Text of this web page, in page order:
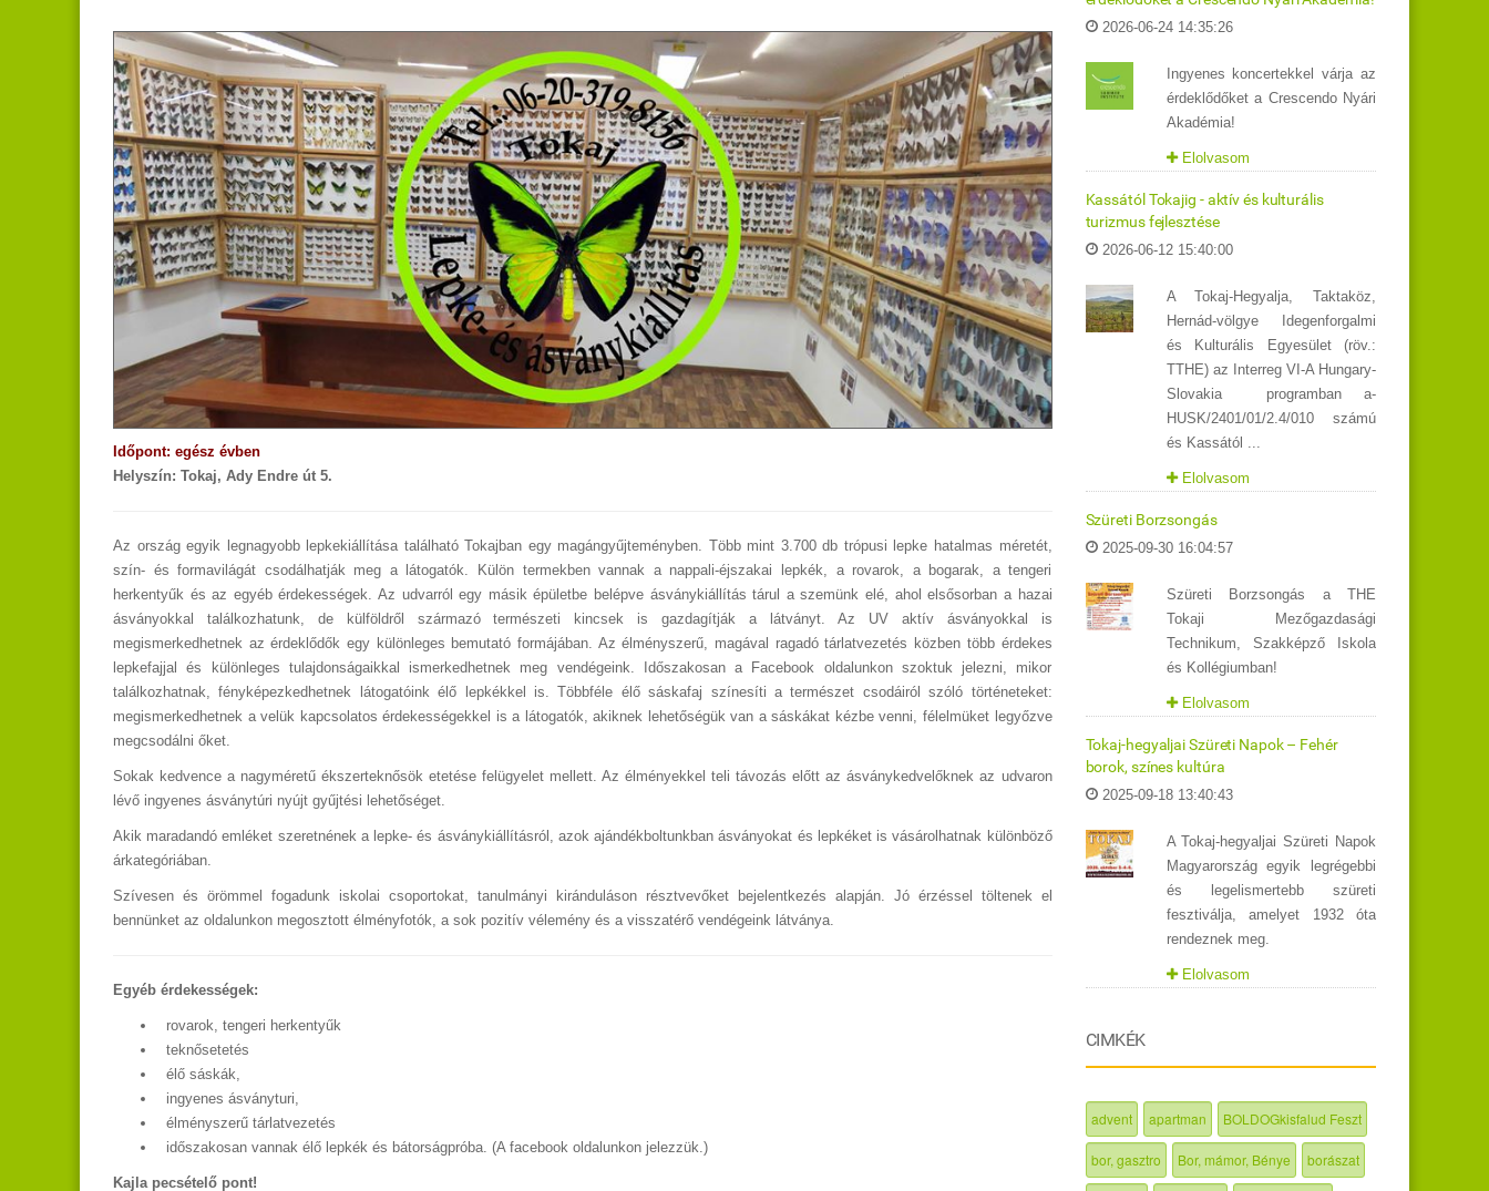
Időpont: egész évben
Helyszín: Tokaj, Ady Endre út 5.
Az ország egyik legnagyobb lepkekiállítása található Tokajban egy magángyűjteményben. Több mint 3.700 db trópusi lepke hatalmas méretét,
szín- és formavilágát csodálhatják meg a látogatók. Külön termekben vannak a nappali-éjszakai lepkék, a rovarok, a bogarak, a tengeri
herkentyűk és az egyéb érdekességek. Az udvarról egy másik épületbe belépve ásványkiállítás tárul a szemünk elé, ahol elsősorban a hazai
ásványokkal találkozhatunk, de külföldről származó természeti kincsek is gazdagítják a látványt. Az UV aktív ásványokkal is
megismerkedhetnek az érdeklődők egy különleges bemutató formájában. Az élményszerű, magával ragadó tárlatvezetés közben több érdekes
lepkefajjal és különleges tulajdonságaikkal ismerkedhetnek meg vendégeink. Időszakosan a Facebook oldalunkon szoktuk jelezni, mikor
találkozhatnak, fényképezkedhetnek látogatóink élő lepkékkel is. Többféle élő sáskafaj színesíti a természet csodáiról szóló történeteket:
megismerkedhetnek a velük kapcsolatos érdekességekkel is a látogatók, akiknek lehetőségük van a sáskákat kézbe venni, félelmüket legyőzve
megcsodálni őket.
Sokak kedvence a nagyméretű ékszerteknősök etetése felügyelet mellett. Az élményekkel teli távozás előtt az ásványkedvelőknek az udvaron
lévő ingyenes ásványtúri nyújt gyűjtési lehetőséget.
Akik maradandó emléket szeretnének a lepke- és ásványkiállításról, azok ajándékboltunkban ásványokat és lepkéket is vásárolhatnak különböző
árkategóriában.
Szívesen és örömmel fogadunk iskolai csoportokat, tanulmányi kiránduláson résztvevőket bejelentkezés alapján. Jó érzéssel töltenek el
bennünket az oldalunkon megosztott élményfotók, a sok pozitív vélemény és a visszatérő vendégeink látványa.
Egyéb érdekességek:
rovarok, tengeri herkentyűk
teknősetetés
élő sáskák,
ingyenes ásványturi,
élményszerű tárlatvezetés
időszakosan vannak élő lepkék és bátorságpróba. (A facebook oldalunkon jelezzük.)
Kajla pecsételő pont!
2026-06-24 14:35:26
Ingyenes koncertekkel várja az
érdeklődőket a Crescendo Nyári
Akadémia!
Elolvasom
Kassától Tokajig - aktív és kulturális
turizmus fejlesztése
2026-06-12 15:40:00
A Tokaj-Hegyalja, Taktaköz,
Hernád-völgye Idegenforgalmi
és Kulturális Egyesület (röv.:
TTHE) az Interreg VI-A Hungary-
Slovakia programban a-
HUSK/2401/01/2.4/010 számú
és Kassától ...
Elolvasom
Szüreti Borzsongás
2025-09-30 16:04:57
Szüreti Borzsongás a THE
Tokaji Mezőgazdasági
Technikum, Szakképző Iskola
és Kollégiumban!
Elolvasom
Tokaj-hegyaljai Szüreti Napok – Fehér
borok, színes kultúra
2025-09-18 13:40:43
A Tokaj-hegyaljai Szüreti Napok
Magyarország egyik legrégebbi
és legelismertebb szüreti
fesztiválja, amelyet 1932 óta
rendeznek meg.
Elolvasom
CIMKÉK
advent apartman BOLDOGkisfalud Feszt
bor, gasztro Bor, mámor, Bénye borászat